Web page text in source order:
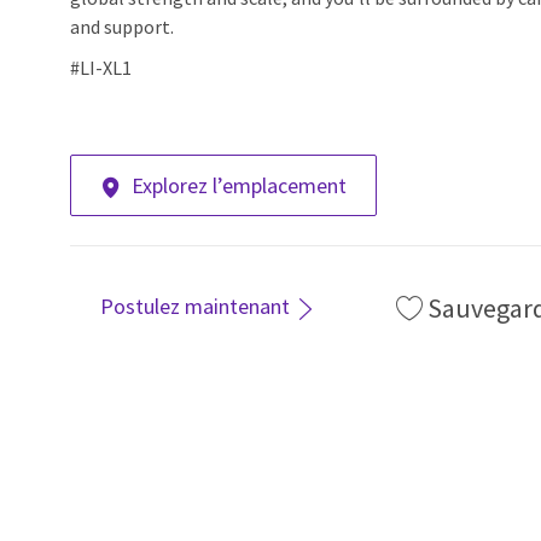
and support.
#LI-XL1
Explorez l’emplacement
Postulez maintenant